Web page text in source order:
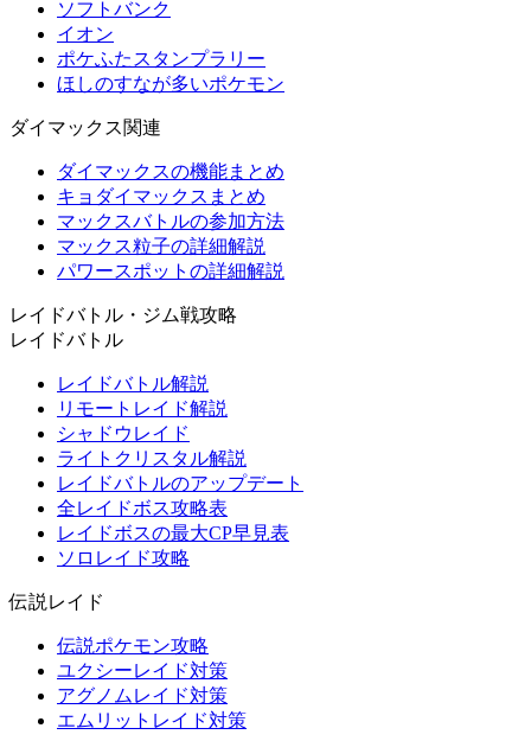
ソフトバンク
イオン
ポケふたスタンプラリー
ほしのすなが多いポケモン
ダイマックス関連
ダイマックスの機能まとめ
キョダイマックスまとめ
マックスバトルの参加方法
マックス粒子の詳細解説
パワースポットの詳細解説
レイドバトル・ジム戦攻略
レイドバトル
レイドバトル解説
リモートレイド解説
シャドウレイド
ライトクリスタル解説
レイドバトルのアップデート
全レイドボス攻略表
レイドボスの最大CP早見表
ソロレイド攻略
伝説レイド
伝説ポケモン攻略
ユクシーレイド対策
アグノムレイド対策
エムリットレイド対策